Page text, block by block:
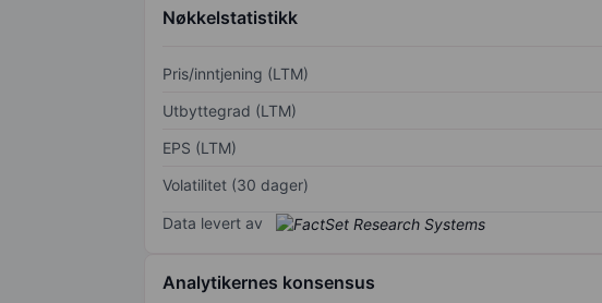
Nøkkelstatistikk
Pris/inntjening (LTM)
Utbyttegrad (LTM)
EPS (LTM)
Volatilitet (30 dager)
Data levert av
Analytikernes konsensus